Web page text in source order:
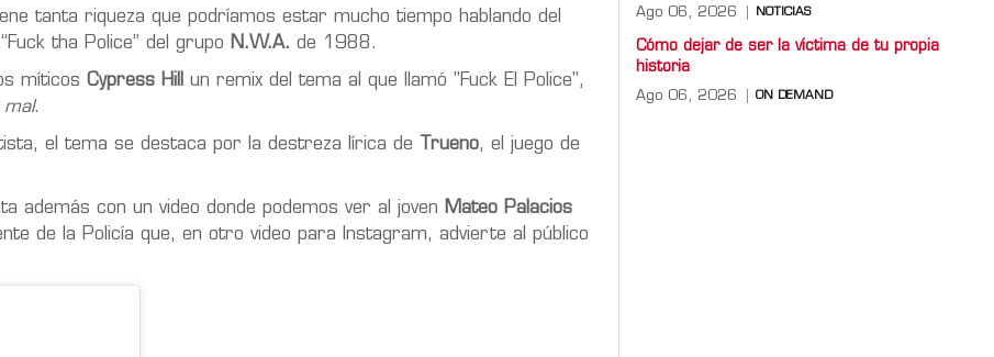
tanta riqueza que podríamos estar mucho tiempo hablando del
tha Police” del grupo
N.W.A. de 1988.
míticos Cypress Hill
un remix del tema al que llamó "Fuck El Police",
mal.
el tema se destaca por la destreza lírica de Trueno, el juego de
además con un video donde podemos ver al joven
Mateo Palacios
de la Policía que, en otro video para Instagram, advierte al público
Ago 06, 2026 NOTICIAS
Cómo dejar de ser la víctima de tu propia
historia
Ago 06, 2026 ON DEMAND